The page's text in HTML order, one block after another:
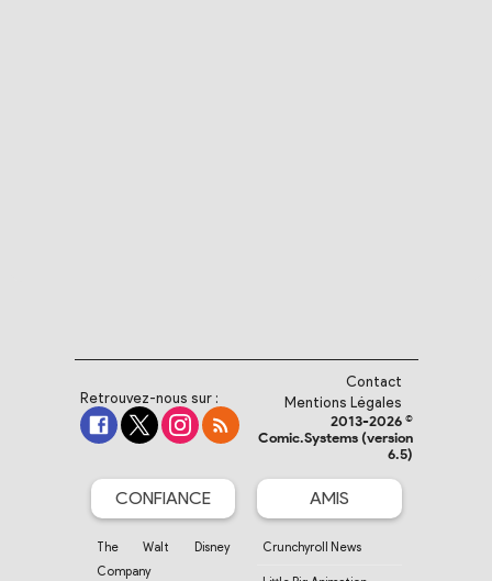
Retrouvez-nous sur :
Contact
Mentions Légales
2013-2026 ©
Comic.Systems (version
6.5)
CONFIANCE
The Walt Disney
Company
AMIS
Crunchyroll News